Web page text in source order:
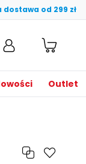
od 299 zł
Outlet